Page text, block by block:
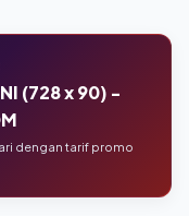
(728 x 90) -
dengan tarif promo